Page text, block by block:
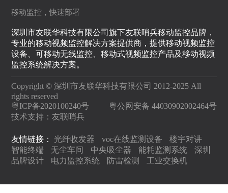
移动监控，快速部署
深圳市友联华科技有限公司旗下友联哨兵移动监控品牌，
专业的移动视频监控解决方案提供商，提供移动视频监控
设备、可移动无线监控、移动式视频监控产品及移动视频
监控系统解决方案。
Copyright © 深圳市友联华科技有限公司 2012-2025 All
rights reserved
粤ICP备2020100240号
粤公网安备 44030902002464号
技术支持：友联哨兵
友情链接： 光纤收发器 voc在线监测设备
楼宇对讲
智能终端
无尘车间 中央吸尘器 能耗监测系统
深圳
品牌设计
电力监控系统 防雷检测 工业交换机